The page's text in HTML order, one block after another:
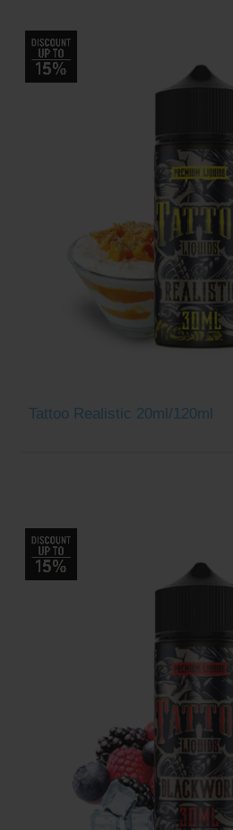
Tattoo Realistic 20ml/120ml